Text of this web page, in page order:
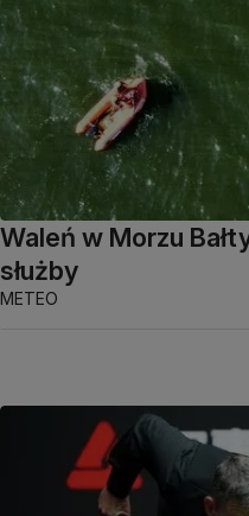
Waleń w Morzu
służby
METEO